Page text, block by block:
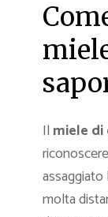
Il miele
molta